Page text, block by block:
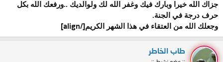
جزاك الله خيرا وبارك فيك وغفر الله لك ولوالديك ..ورفعك الله بكل
حرف درجة في الجنة.
وجعلك الله من العتقاء في هذا الشهر الكريم[/align]
طاب الخاطر